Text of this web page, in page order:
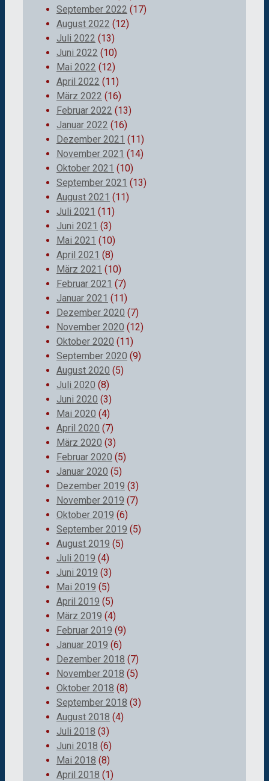
September 2022 (17)
August 2022 (12)
Juli 2022 (13)
Juni 2022 (10)
Mai 2022 (12)
April 2022 (11)
März 2022 (16)
Februar 2022 (13)
Januar 2022 (16)
Dezember 2021 (11)
November 2021 (14)
Oktober 2021 (10)
September 2021 (13)
August 2021 (11)
Juli 2021 (11)
Juni 2021 (3)
Mai 2021 (10)
April 2021 (8)
März 2021 (10)
Februar 2021 (7)
Januar 2021 (11)
Dezember 2020 (7)
November 2020 (12)
Oktober 2020 (11)
September 2020 (9)
August 2020 (5)
Juli 2020 (8)
Juni 2020 (3)
Mai 2020 (4)
April 2020 (7)
März 2020 (3)
Februar 2020 (5)
Januar 2020 (5)
Dezember 2019 (3)
November 2019 (7)
Oktober 2019 (6)
September 2019 (5)
August 2019 (5)
Juli 2019 (4)
Juni 2019 (3)
Mai 2019 (5)
April 2019 (5)
März 2019 (4)
Februar 2019 (9)
Januar 2019 (6)
Dezember 2018 (7)
November 2018 (5)
Oktober 2018 (8)
September 2018 (3)
August 2018 (4)
Juli 2018 (3)
Juni 2018 (6)
Mai 2018 (8)
April 2018 (1)